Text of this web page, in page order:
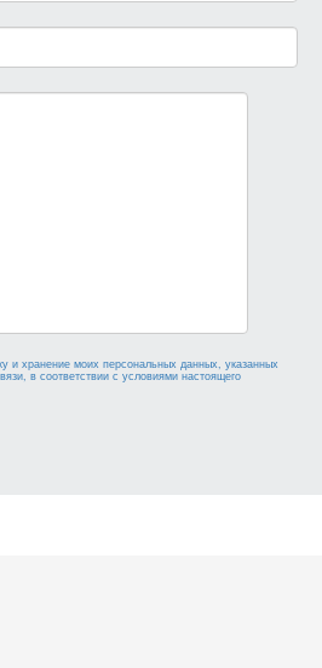
хранение моих персональных данных, указанных
в соответствии с условиями настоящего